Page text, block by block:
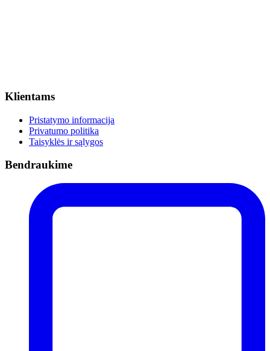
Klientams
Pristatymo informacija
Privatumo politika
Taisyklės ir sąlygos
Bendraukime